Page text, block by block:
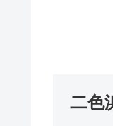
二色